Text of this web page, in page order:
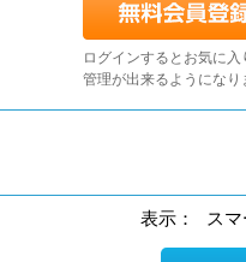
ログインするとお気に
管理が出来るようになり
表示： ス